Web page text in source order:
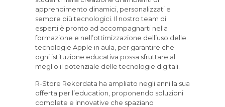
apprendimento dinamici, personalizzati e
sempre più tecnologici. Il nostro team di
esperti è pronto ad accompagnarti nella
formazione e nell’ottimizzazione dell’uso delle
tecnologie Apple in aula, per garantire che
ogni istituzione educativa possa sfruttare al
meglio il potenziale delle tecnologie digitali.
R-Store Rekordata ha ampliato negli anni la sua
offerta per l’education, proponendo soluzioni
complete e innovative che spaziano